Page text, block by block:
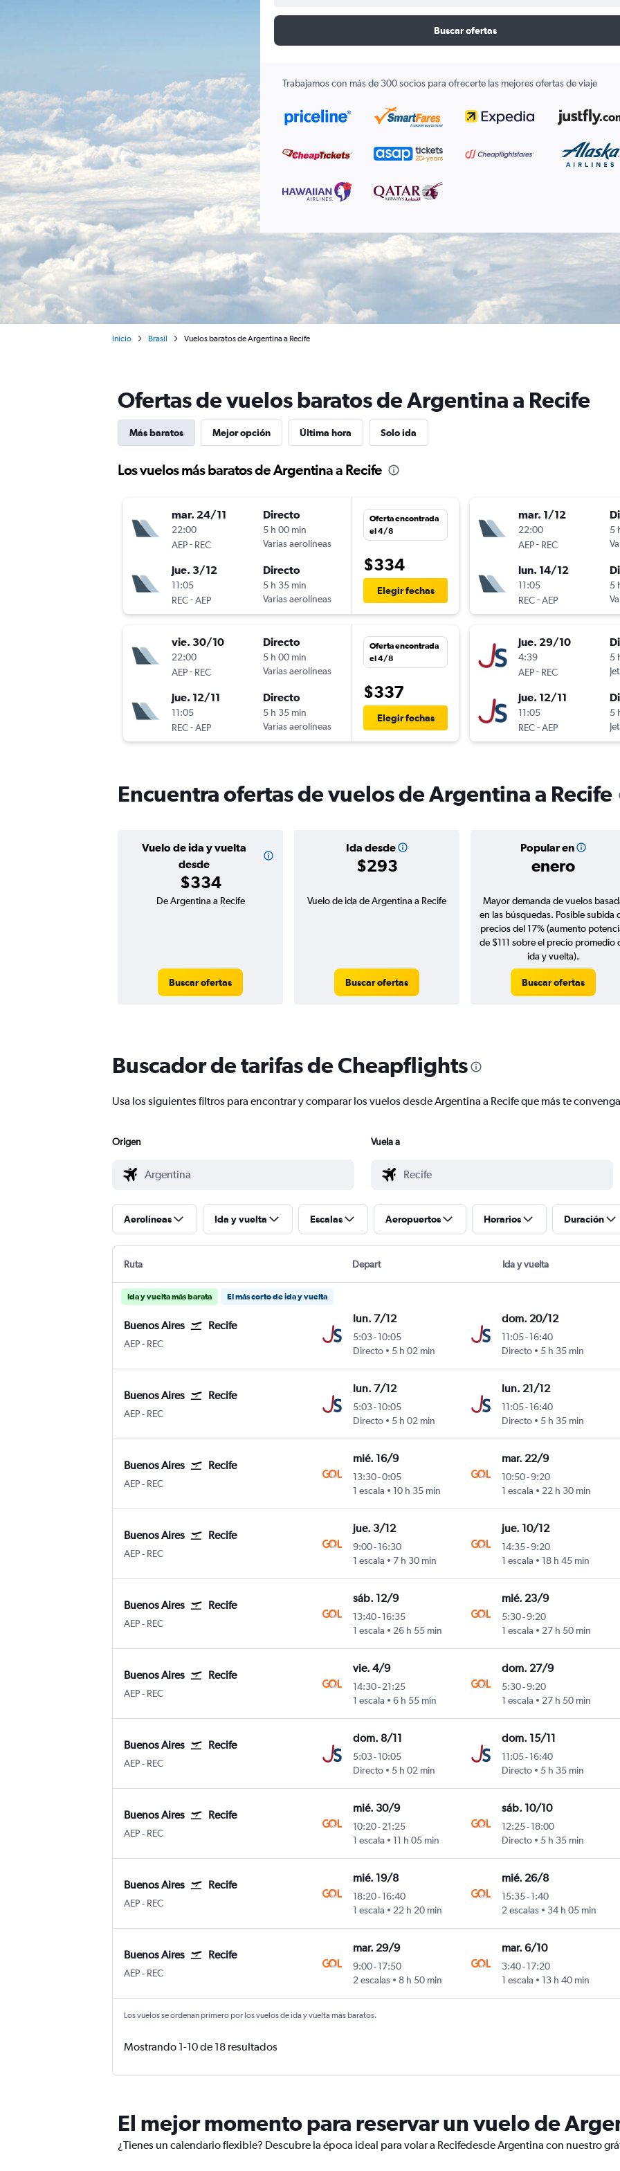
Buscar ofertas
Trabajamos con más de 300 socios para ofrecerte las mejores ofertas de viaje
Inicio Brasil Vuelos baratos de Argentina a Recife
Ofertas de vuelos baratos de Argentina a Recife
Más baratos Mejor opción Última hora Solo ida
Los vuelos más baratos de Argentina a Recife
mar. 24/11
22:00
AEP- REC
Directo
5 h 00 min
Varias aerolíneas
jue. 3/12
11:05
REC-AEP
Directo
5 h 35 min
Varias aerolíneas
Oferta encontrada
el 4/8
$334
Elegir fechas
vie. 30/10
22:00
AEP- REC
Directo
5 h 00 min
Varias aerolíneas
jue. 12/11
11:05
REC-AEP
Directo
5 h 35 min
Varias aerolíneas
Oferta encontrada
el 4/8
$337
Elegir fechas
mar. 1/12
22:00
AEP- REC
5
lun. 14/12
11:05
REC-AEP
5
jue. 29/10
4:39
AEP- REC
5
jue. 12/11
11:05
REC-AEP
5
Encuentra ofertas de vuelos de Argentina a Recife
Vuelo de ida y vuelta
desde
$334
Ida desde
$293
Popular en
enero
De Argentina a Recife
Buscar ofertas
Vuelo de ida de Argentina a Recife
Buscar ofertas
Mayor demanda de vuelos
en las búsquedas. Posible subida
precios del 17% (aumento
de $111 sobre el precio promedio
ida y vuelta).
Buscar ofertas
Buscador de tarifas de Cheapflights
Usa los siguientes filtros para encontrar y comparar los vuelos desde Argentina a Recife que más te
Origen Vuela a
Aerolíneas Ida y vuelta Escalas Aeropuertos Horarios Duración
Ruta Depart Ida y vuelta
Ida y vuelta más barata El más corto de ida y vuelta
Buenos Aires Recife
AEPBuenos Aires Aeroparque Jorge Newbery
- REC
lun. 7/12
5:03-10:05
Directo
5 h 02 min
dom. 20/12
11:05-16:40
Directo
5 h 35 min
Buenos Aires Recife
AEPBuenos Aires Aeroparque Jorge Newbery
- REC
lun. 7/12
5:03-10:05
Directo
5 h 02 min
lun. 21/12
11:05-16:40
Directo
5 h 35 min
Buenos Aires Recife
AEPBuenos Aires Aeroparque Jorge Newbery
- REC
mié. 16/9
13:30-0:05
1 escala
10 h 35 min
mar. 22/9
10:50-9:20
1 escala
22 h 30 min
Buenos Aires Recife
AEPBuenos Aires Aeroparque Jorge Newbery
- REC
jue. 3/12
9:00-16:30
1 escala
7 h 30 min
jue. 10/12
14:35-9:20
1 escala
18 h 45 min
Buenos Aires Recife
AEPBuenos Aires Aeroparque Jorge Newbery
- REC
sáb. 12/9
13:40-16:35
1 escala
26 h 55 min
mié. 23/9
5:30-9:20
1 escala
27 h 50 min
Buenos Aires Recife
AEPBuenos Aires Aeroparque Jorge Newbery
- REC
vie. 4/9
14:30-21:25
1 escala
6 h 55 min
dom. 27/9
5:30-9:20
1 escala
27 h 50 min
Buenos Aires Recife
AEPBuenos Aires Aeroparque Jorge Newbery
- REC
dom. 8/11
5:03-10:05
Directo
5 h 02 min
dom. 15/11
11:05-16:40
Directo
5 h 35 min
Buenos Aires Recife
AEPBuenos Aires Aeroparque Jorge Newbery
- REC
mié. 30/9
10:20-21:25
1 escala
11 h 05 min
sáb. 10/10
12:25-18:00
Directo
5 h 35 min
Buenos Aires Recife
AEPBuenos Aires Aeroparque Jorge Newbery
- REC
mié. 19/8
18:20-16:40
1 escala
22 h 20 min
mié. 26/8
15:35-1:40
2 escalas
34 h 05 min
Buenos Aires Recife
AEPBuenos Aires Aeroparque Jorge Newbery
- REC
mar. 29/9
9:00-17:50
2 escalas
8 h 50 min
mar. 6/10
3:40-17:20
1 escala
13 h 40 min
Los vuelos se ordenan primero por los vuelos de ida y vuelta más baratos.
Mostrando 1-10 de 18 resultados
El mejor momento para reservar un vuelo de
¿Tienes un calendario flexible? Descubre la época ideal para volar a Recifedesde Argentina con nuestro